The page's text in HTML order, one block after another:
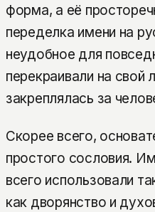
форма, а её
переделка имени на
неудобное для
перекраивали на
закреплялась за
Скорее всего,
простого сословия.
всего использовали
как дворянство и